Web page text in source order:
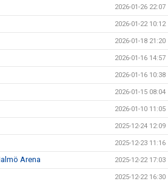
2026-01-26 22:07
2026-01-22 10:12
2026-01-18 21:20
2026-01-16 14:57
2026-01-16 10:38
2026-01-15 08:04
2026-01-10 11:05
2025-12-24 12:09
2025-12-23 11:16
Arena 2025-12-22 17:03
2025-12-22 16:30